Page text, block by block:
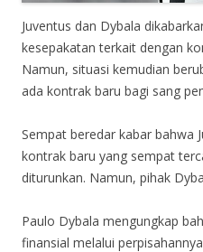
Juventus dan Dybala
kesepakatan terkait dengan
Namun, situasi kemudian
ada kontrak baru bagi sang
Sempat beredar kabar bahwa
kontrak baru yang sempat
diturunkan. Namun, pihak
Paulo Dybala mengungkap
finansial melalui